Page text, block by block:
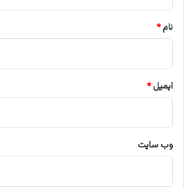
نام*
ایمیل*
وب‌ سایت